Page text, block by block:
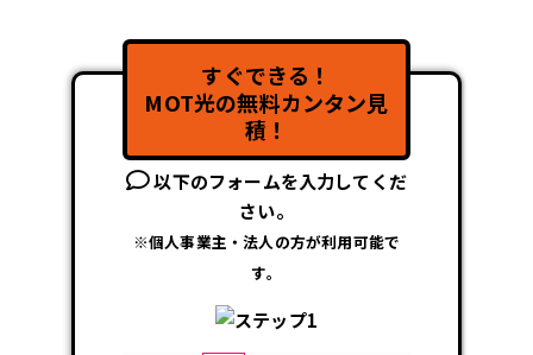
すぐできる！
MOT光の無料カンタン見
積！
以下のフォームを入力してくだ
さい。
※個人事業主・法人の方が利用可能で
す。